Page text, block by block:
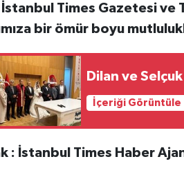
Times Gazetesi ve
bir ömür boyu
Dilan ve
İçeriği Görüntüle
: İstanbul Times Haber